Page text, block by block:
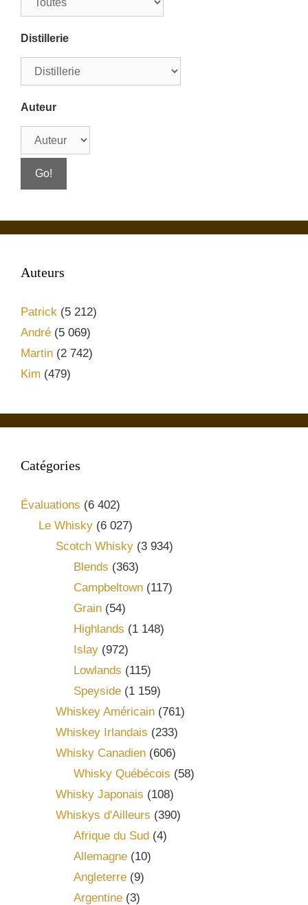
Distillerie
Auteur
Auteurs
Patrick (5 212)
André (5 069)
Martin (2 742)
Kim (479)
Catégories
Évaluations (6 402)
Le Whisky(6 027)
Scotch Whisky (3 934)
Blends (363)
Campbeltown(117)
Grain(54)
Highlands (1 148)
Islay(972)
Lowlands (115)
Speyside(1 159)
Whiskey Américain (761)
Whiskey Irlandais (233)
Whisky Canadien (606)
Whisky Québécois (58)
Whisky Japonais (108)
Whiskys d'Ailleurs (390)
Afrique du Sud(4)
Allemagne(10)
Angleterre(9)
Argentine(3)